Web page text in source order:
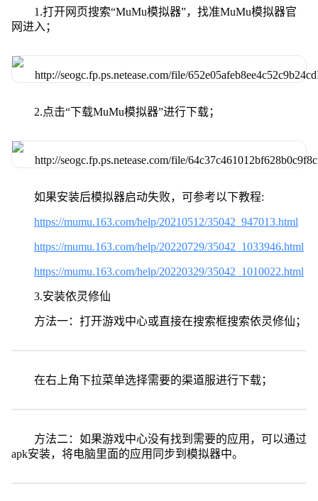
1.打开网页搜索“MuMu模拟器”，找准MuMu模拟器官
网进入；
2.点击“下载MuMu模拟器”进行下载；
如果安装后模拟器启动失败，可参考以下教程:
https://mumu.163.com/help/20210512/35042_947013.html
https://mumu.163.com/help/20220729/35042_1033946.html
https://mumu.163.com/help/20220329/35042_1010022.html
3.安装依灵修仙
方法一：打开游戏中心或直接在搜索框搜索依灵修仙；
在右上角下拉菜单选择需要的渠道服进行下载；
方法二：如果游戏中心没有找到需要的应用，可以通过
apk安装，将电脑里面的应用同步到模拟器中。